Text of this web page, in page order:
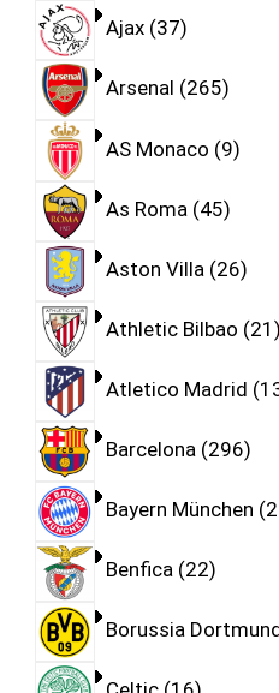
Ajax 37
Arsenal 265
AS Monaco 9
As Roma 45
Aston Villa 26
Athletic Bilbao 21
Atletico Madrid
Barcelona 296
Bayern München
Benfica 22
Borussia